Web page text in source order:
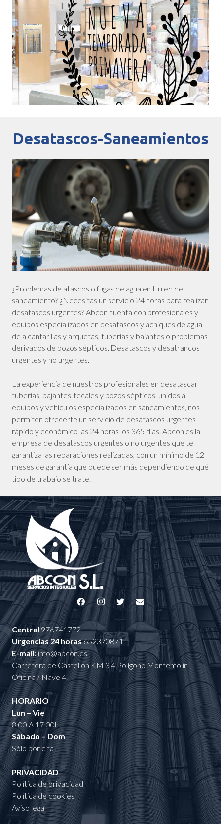
Desatascos-Saneamientos
¿Problemas de atascos o fugas de agua en tu red de
saneamiento? ¿Necesitas un servicio 24 horas para realizar
desatascos urgentes? Abcon cuenta con profesionales y
equipos especializados en desatascos y achiques de agua
de alcantarillas y arquetas, tuberías y bajantes o problemas
derivados de pozos sépticos. Desatascos y desatrancos
urgentes y no urgentes.
La experiencia de nuestros profesionales en desatascar
tuberías, bajantes, fecales y pozos sépticos, unidos a
equipos y vehículos especializados en saneamientos, nos
permiten ofrecerte un servicio de desatascos urgentes
rápido y económico las 24 horas los 365 días. Abcon es la
empresa de desatascos urgentes o no urgentes que te
garantiza las reparaciones realizadas, con un mínimo de 12
meses de garantía que puede ser más dependiendo de qué
tipo de trabajo se trate.
Central976741772
Urgencias 24 horas652370871
E-mail:info@abcon.es
Carretera de Castellón KM 3,4 Polígono Montemolin
Oficina / Nave 4.
HORARIO
Lun – Vie
8:00 A 17:00h
Sábado – Dom
Sólo por cita
PRIVACIDAD
Política de privacidad
Política de cookies
Aviso legal